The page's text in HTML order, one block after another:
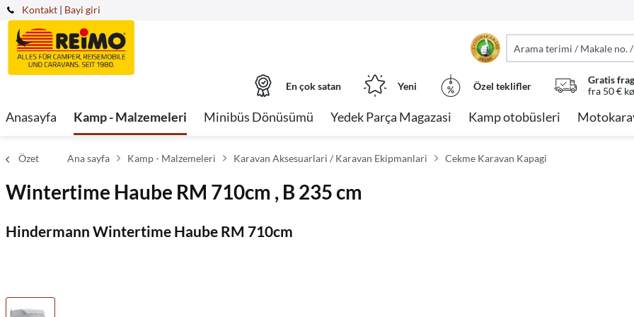
Kontakt | Bayi giri
En çok satan Yeni Özel teklifler
Gratis
fra 50 €
Anasayfa Kamp - Malzemeleri Minibüs Dönüsümü Yedek Parça Magazasi Kamp otobüsleri
Özet Ana sayfa Kamp - Malzemeleri Karavan Aksesuarlari / Karavan Ekipmanlari Cekme Karavan Kapagi
Wintertime Haube RM 710cm , B 235 cm
Hindermann Wintertime Haube RM 710cm